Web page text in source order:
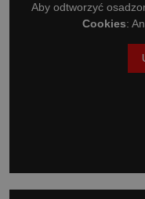
Aby odtworzyć
Cookies: